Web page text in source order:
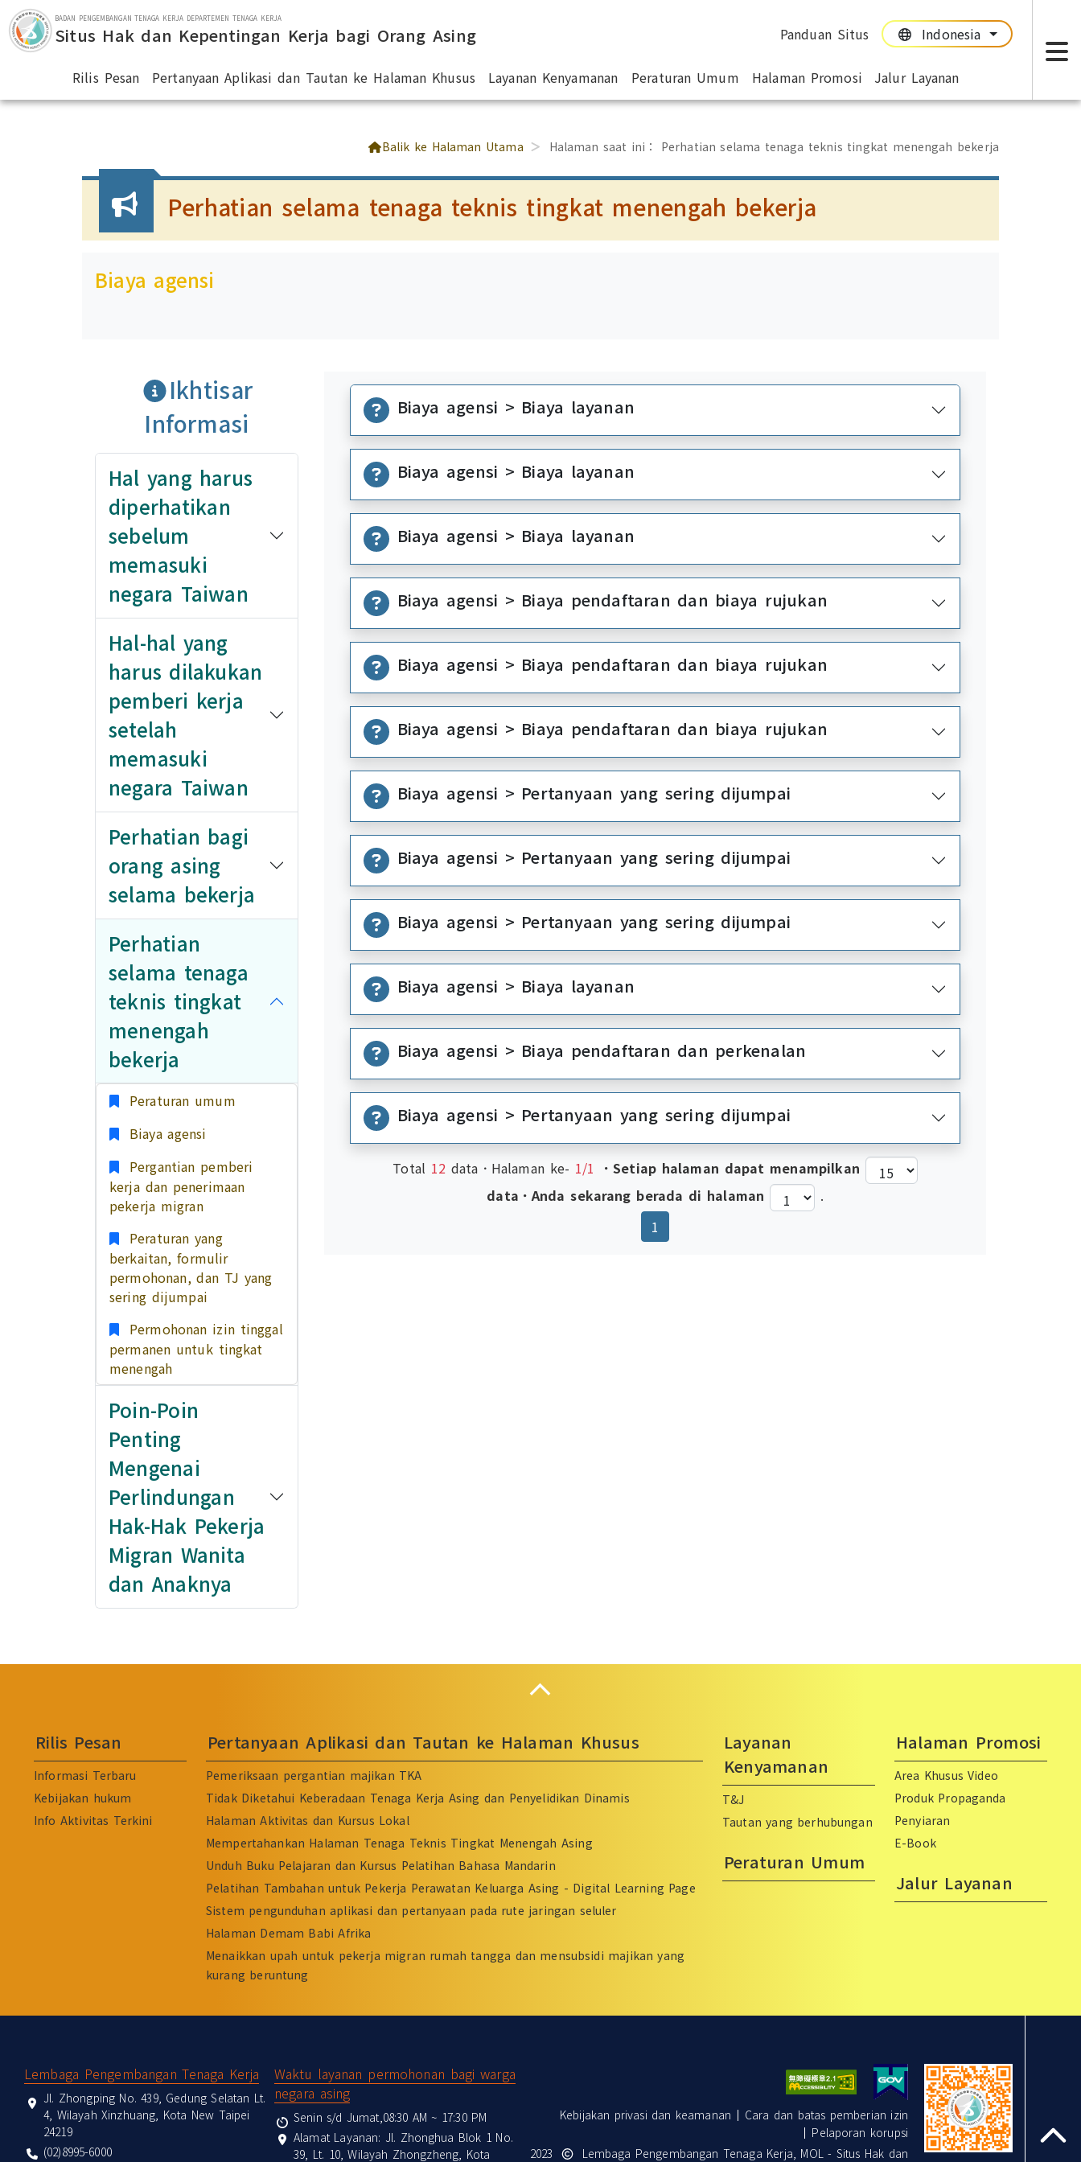
Lompat ke bagian utama
BADAN PENGEMBANGAN TENAGA KERJA DEPARTEMEN TENAGA KERJA
Situs Hak dan Kepentingan Kerja bagi Orang Asing Panduan Situs Indonesia
Rilis Pesan
Pertanyaan Aplikasi dan Tautan ke Halaman Khusus Layanan Kenyamanan Peraturan Umum Halaman Promosi Jalur Layanan
Balik ke Halaman Utama Halaman saat ini： Perhatian selama tenaga teknis tingkat menengah bekerja
Perhatian selama tenaga teknis tingkat menengah bekerja
Biaya agensi
Ikhtisar
Informasi
Hal yang harus
diperhatikan
sebelum
memasuki
negara Taiwan
Hal-hal yang
harus dilakukan
pemberi kerja
setelah
memasuki
negara Taiwan
Perhatian bagi
orang asing
selama bekerja
Perhatian
selama tenaga
teknis tingkat
menengah
bekerja
Peraturan umum
Biaya agensi
Pergantian pemberi
kerja dan penerimaan
pekerja migran
Peraturan yang
berkaitan, formulir
permohonan, dan TJ yang
sering dijumpai
Permohonan izin tinggal
permanen untuk tingkat
menengah
Poin-Poin
Penting
Mengenai
Perlindungan
Hak-Hak Pekerja
Migran Wanita
dan Anaknya
Biaya agensi > Biaya layanan
Biaya agensi > Biaya layanan
Biaya agensi > Biaya layanan
Biaya agensi > Biaya pendaftaran dan biaya rujukan
Biaya agensi > Biaya pendaftaran dan biaya rujukan
Biaya agensi > Biaya pendaftaran dan biaya rujukan
Biaya agensi > Pertanyaan yang sering dijumpai
Biaya agensi > Pertanyaan yang sering dijumpai
Biaya agensi > Pertanyaan yang sering dijumpai
Biaya agensi > Biaya layanan
Biaya agensi > Biaya pendaftaran dan perkenalan
Biaya agensi > Pertanyaan yang sering dijumpai
Total 12 data．Halaman ke- 1/1
．Setiap halaman dapat menampilkan
data．Anda sekarang berada di halaman
.
1
Rilis Pesan
Informasi Terbaru
Kebijakan hukum
Info Aktivitas Terkini
Pertanyaan Aplikasi dan Tautan ke Halaman Khusus
Pemeriksaan pergantian majikan TKA
Tidak Diketahui Keberadaan Tenaga Kerja Asing dan Penyelidikan Dinamis
Halaman Aktivitas dan Kursus Lokal
Mempertahankan Halaman Tenaga Teknis Tingkat Menengah Asing
Unduh Buku Pelajaran dan Kursus Pelatihan Bahasa Mandarin
Pelatihan Tambahan untuk Pekerja Perawatan Keluarga Asing - Digital Learning Page
Sistem pengunduhan aplikasi dan pertanyaan pada rute jaringan seluler
Halaman Demam Babi Afrika
Menaikkan upah untuk pekerja migran rumah tangga dan mensubsidi majikan yang
kurang beruntung
Layanan
Kenyamanan
T&J
Tautan yang berhubungan
Peraturan Umum
Halaman Promosi
Area Khusus Video
Produk Propaganda
Penyiaran
E-Book
Jalur Layanan
Lembaga Pengembangan Tenaga Kerja
Jl. Zhongping No. 439, Gedung Selatan Lt.
4, Wilayah Xinzhuang, Kota New Taipei
24219
(02)8995-6000
Waktu layanan permohonan bagi warga
negara asing
Senin s/d Jumat,08:30 AM ~ 17:30 PM
Alamat Layanan: Jl. Zhonghua Blok 1 No.
39, Lt. 10, Wilayah Zhongzheng, Kota
Kebijakan privasi dan keamanan
Cara dan batas pemberian izin
Pelaporan korupsi
2023
Lembaga Pengembangan Tenaga Kerja, MOL - Situs Hak dan